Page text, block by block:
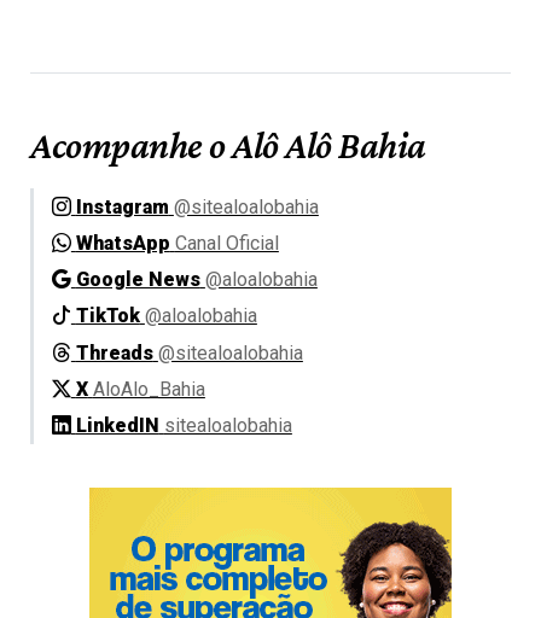
Acompanhe o Alô Alô Bahia
Instagram @sitealoalobahia
WhatsApp Canal Oficial
Google News @aloalobahia
TikTok @aloalobahia
Threads @sitealoalobahia
X AloAlo_Bahia
LinkedIN sitealoalobahia